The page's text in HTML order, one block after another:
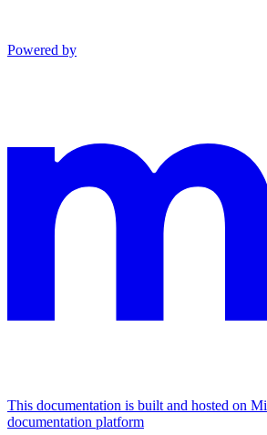
Powered by
This documentation is built and hosted on
documentation platform